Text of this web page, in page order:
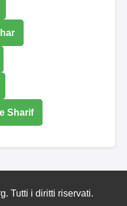
Sharif
Tutti i diritti riservati.